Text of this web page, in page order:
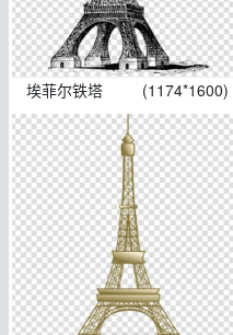
埃菲尔铁塔 (1174*1600)